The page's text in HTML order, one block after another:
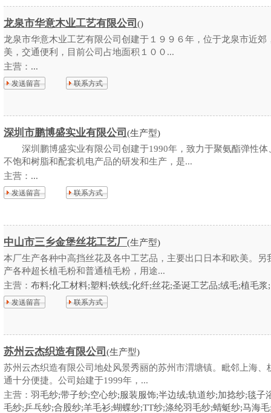
龙泉市华意木业工艺有限公司 ()
龙泉市华意木业工艺有限公司创建于１９９６年，位于龙泉市近郊
美，交通便利，目前公司占地面积１００...
主营： ...
发送留言 联系方式
深圳市鹏博盛实业有限公司 (生产型)
深圳鹏博盛实业有限公司创建于1990年，致力于聚氨酯弹性体
不饱和树脂和配套机电产品的研发和生产，是...
主营： ...
发送留言 联系方式
中山市三乡金堡丝花工艺厂(生产型)
本厂生产各种中高挡丝花及各中工艺品，主要出口日本和欧美。另
产各种超长植毛粉和普通植毛粉，用途...
主营： 布料;化工材料;塑料;铁线;化纤;丝花;圣诞工艺品;绒毛;植毛浆
发送留言 联系方式
苏州云杰织造有限公司 (生产型)
苏州云杰织造有限公司地处风景秀丽的苏州市渭塘镇。毗邻上海、
通十分便捷。公司始建于1999年，...
主营： 羽毛纱;带子纱;空心纱;服装服饰;半边绒;轨道纱;加捻纱;毯子
毛纱;乒乓纱;合股纱;羊毛衫;蝴蝶纱;TT纱;涤纶羽毛纱;蜻蜓纱;马海毛